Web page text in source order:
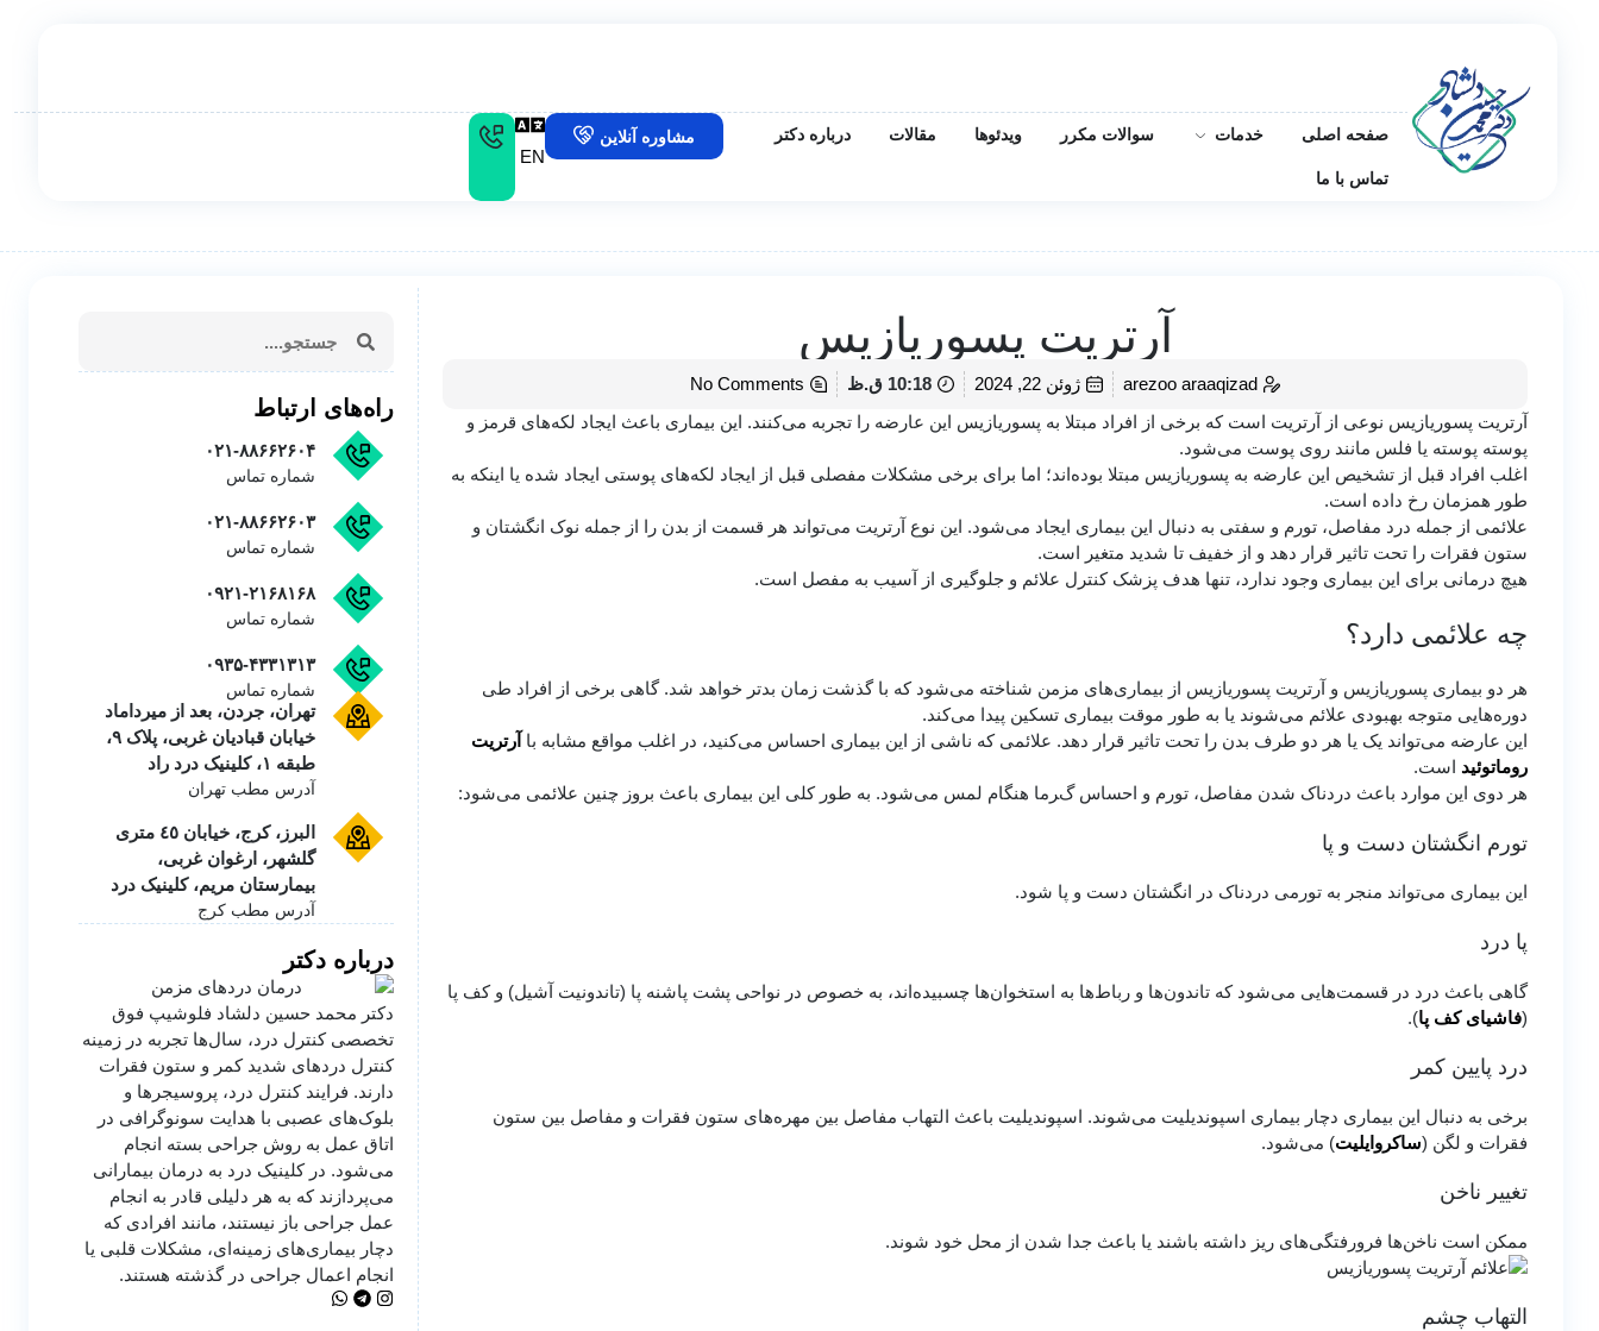
صفحه اصلی خدمات سوالات مکرر ویدئوها مقالات درباره دکتر
تماس با ما
مشاوره آنلاین
EN
آرتریت پسوریازیس
arezoo araaqizad ژوئن 22, 2024 10:18 ق.ظ
No Comments
آرتریت پسوریازیس نوعی از آرتریت است که برخی از افراد مبتلا به پسوریازیس این عارضه را تجربه می‌کنند. این بیماری باعث ایجاد لکه‌های قرمز و
پوسته پوسته یا فلس مانند روی پوست می‌شود.
اغلب افراد قبل از تشخیص این عارضه به پسوریازیس مبتلا بوده‌اند؛ اما برای برخی مشکلات مفصلی قبل از ایجاد لکه‌های پوستی ایجاد شده یا اینکه به
طور همزمان رخ داده است.
علائمی از جمله درد مفاصل، تورم و سفتی به دنبال این بیماری ایجاد می‌شود. این نوع آرتریت می‌تواند هر قسمت از بدن را از جمله نوک انگشتان و
ستون فقرات را تحت تاثیر قرار دهد و از خفیف تا شدید متغیر است.
هیچ درمانی برای این بیماری وجود ندارد، تنها هدف پزشک کنترل علائم و جلوگیری از آسیب به مفصل است.
چه علائمی دارد؟
هر دو بیماری پسوریازیس و آرتریت پسوریازیس از بیماری‌های مزمن شناخته می‌شود که با گذشت زمان بدتر خواهد شد. گاهی برخی از افراد طی
دوره‌هایی متوجه بهبودی علائم می‌شوند یا به طور موقت بیماری تسکین پیدا می‌کند.
این عارضه می‌تواند یک یا هر دو طرف بدن را تحت تاثیر قرار دهد. علائمی که ناشی از این بیماری احساس می‌کنید، در اغلب مواقع مشابه با آرتریت
روماتوئید است.
هر دوی این موارد باعث دردناک شدن مفاصل، تورم و احساس گرما هنگام لمس می‌شود. به طور کلی این بیماری باعث بروز چنین علائمی می‌شود:
تورم انگشتان دست و پا
این بیماری می‌تواند منجر به تورمی دردناک در انگشتان دست و پا شود.
پا درد
گاهی باعث درد در قسمت‌هایی می‌شود که تاندون‌ها و رباط‌ها به استخوان‌ها چسبیده‌اند، به خصوص در نواحی پشت پاشنه پا (تاندونیت آشیل) و کف پا
(فاشیای کف پا).
درد پایین کمر
برخی به دنبال این بیماری دچار بیماری اسپوندیلیت می‌شوند. اسپوندیلیت باعث التهاب مفاصل بین مهره‌های ستون فقرات و مفاصل بین ستون
فقرات و لگن (ساکروایلیت) می‌شود.
تغییر ناخن
ممکن است ناخن‌ها فرورفتگی‌های ریز داشته باشند یا باعث جدا شدن از محل خود شوند.
التهاب چشم
راه‌های ارتباط
۰۲۱-۸۸۶۶۲۶۰۴
شماره تماس
۰۲۱-۸۸۶۶۲۶۰۳
شماره تماس
۰۹۲۱-۲۱۶۸۱۶۸
شماره تماس
۰۹۳۵-۴۳۳۱۳۱۳
شماره تماس
تهران، جردن، بعد از میرداماد
خیابان قبادیان غربی، پلاک ۹،
طبقه ۱، کلینیک درد راد
آدرس مطب تهران
البرز، کرج، خیابان ٤٥ متری
گلشهر، ارغوان غربی،
بیمارستان مریم، کلینیک درد
آدرس مطب کرج
درباره دکتر
دکتر محمد حسین دلشاد فلوشیپ فوق
تخصصی کنترل درد، سال‌ها تجربه در زمینه
کنترل دردهای شدید کمر و ستون فقرات
دارند. فرایند کنترل درد، پروسیجرها و
بلوک‌های عصبی با هدایت سونوگرافی در
اتاق عمل به روش جراحی بسته انجام
می‌شود. در کلینیک درد به درمان‌ بیمارانی
می‌پردازند که به هر دلیلی قادر به انجام
عمل جراحی باز نیستند، مانند افرادی که
دچار بیماری‌های زمینه‌ای، مشکلات قلبی یا
انجام اعمال جراحی در گذشته هستند.